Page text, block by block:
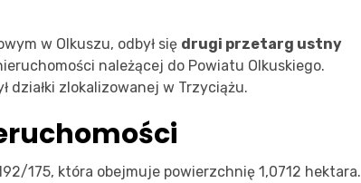
w Olkuszu, odbył się drugi przetarg ustny
należącej do Powiatu Olkuskiego.
działki zlokalizowanej w Trzyciążu.
175, która obejmuje powierzchnię 1,0712 hektara.